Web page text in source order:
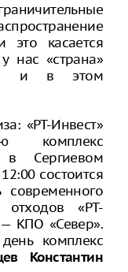
это касается
нас «страна»
и в этом
«РТ-Инвест»
комплекс
Сергиевом
состоится
отходов «РТ-
КПО «Север».
комплекс
Константин